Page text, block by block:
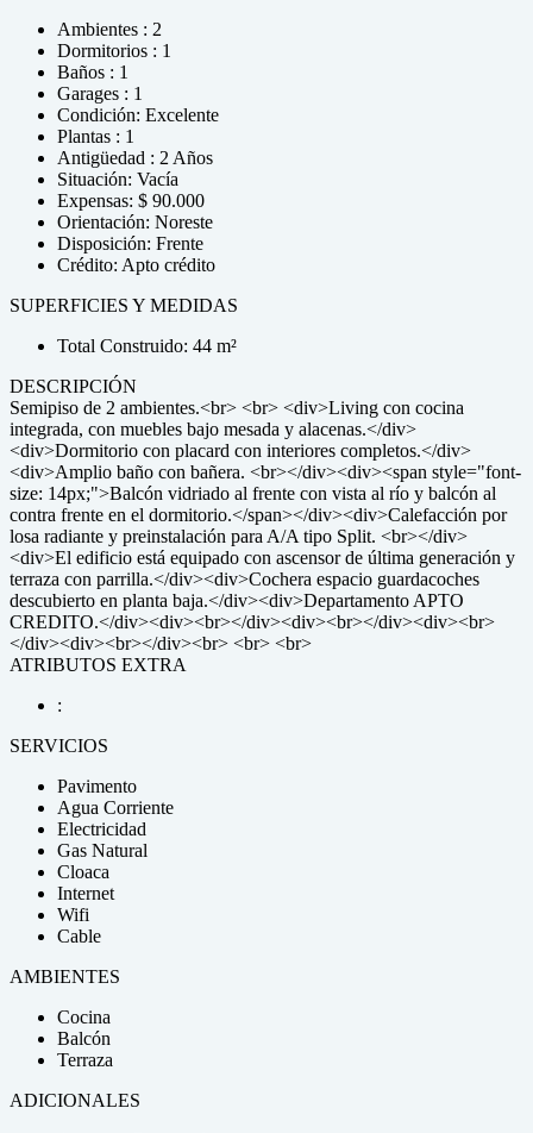
Ambientes : 2
Dormitorios : 1
Baños : 1
Garages : 1
Condición: Excelente
Plantas : 1
Antigüedad : 2 Años
Situación: Vacía
Expensas: $ 90.000
Orientación: Noreste
Disposición: Frente
Crédito: Apto crédito
SUPERFICIES Y MEDIDAS
Total Construido: 44 m²
DESCRIPCIÓN
Semipiso de 2 ambientes.<br> <br> <div>Living con cocina
integrada, con muebles bajo mesada y alacenas.</div>
<div>Dormitorio con placard con interiores completos.</div>
<div>Amplio baño con bañera. <br></div><div><span style="font-
size: 14px;">Balcón vidriado al frente con vista al río y balcón al
contra frente en el dormitorio.</span></div><div>Calefacción por
losa radiante y preinstalación para A/A tipo Split. <br></div>
<div>El edificio está equipado con ascensor de última generación y
terraza con parrilla.</div><div>Cochera espacio guardacoches
descubierto en planta baja.</div><div>Departamento APTO
CREDITO.</div><div><br></div><div><br></div><div><br>
</div><div><br></div><br> <br> <br>
ATRIBUTOS EXTRA
:
SERVICIOS
Pavimento
Agua Corriente
Electricidad
Gas Natural
Cloaca
Internet
Wifi
Cable
AMBIENTES
Cocina
Balcón
Terraza
ADICIONALES